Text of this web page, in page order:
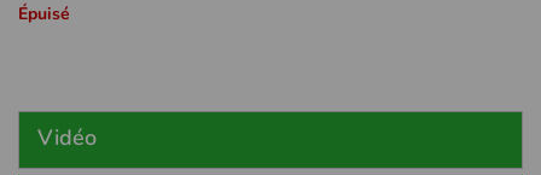
Épuisé
Vidéo